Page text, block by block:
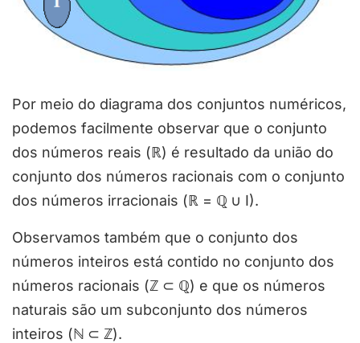
Por meio do diagrama dos conjuntos numéricos,
podemos facilmente observar que o conjunto
dos números reais (ℝ) é resultado da união do
conjunto dos números racionais com o conjunto
dos números irracionais (ℝ = ℚ ∪ I).
Observamos também que o conjunto dos
números inteiros está contido no conjunto dos
números racionais (ℤ ⊂ ℚ) e que os números
naturais são um subconjunto dos números
inteiros (ℕ ⊂ ℤ).